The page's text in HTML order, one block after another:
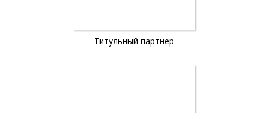
Титульный партнер